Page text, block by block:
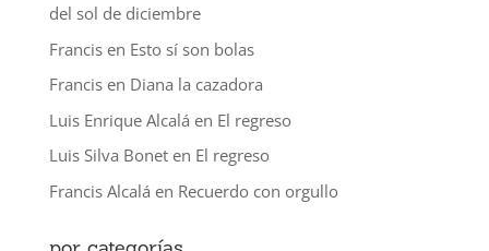
del sol de diciembre
Francisen Esto sí son bolas
Francisen Diana la cazadora
Luis Enrique Alcalá en El regreso
Luis Silva Boneten El regreso
Francis Alcalá en Recuerdo con orgullo